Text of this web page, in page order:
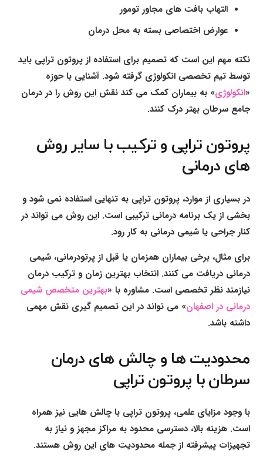
التهاب بافت های مجاور تومور
عوارض اختصاصی بسته به محل درمان
نکته مهم این است که تصمیم برای استفاده از پروتون تراپی باید
توسط تیم تخصصی انکولوژی گرفته شود. آشنایی با حوزه
«انکولوژی» به بیماران کمک می کند نقش این روش را در درمان
جامع سرطان بهتر درک کنند.
پروتون تراپی و ترکیب با سایر روش
های درمانی
در بسیاری از موارد، پروتون تراپی به تنهایی استفاده نمی شود و
بخشی از یک برنامه درمانی ترکیبی است. این روش می تواند در
کنار جراحی یا شیمی درمانی به کار رود.
برای مثال، برخی بیماران همزمان یا قبل از پرتودرمانی، شیمی
درمانی دریافت می کنند. انتخاب بهترین زمان و ترکیب درمان
نیازمند نظر تخصصی است. مشاوره با «بهترین متخصص شیمی
درمانی در اصفهان» می تواند در این تصمیم گیری نقش مهمی
داشته باشد.
محدودیت ها و چالش های درمان
سرطان با پروتون تراپی
با وجود مزایای علمی، پروتون تراپی با چالش هایی نیز همراه
است. هزینه بالا، دسترسی محدود به مراکز مجهز و نیاز به
تجهیزات پیشرفته از جمله محدودیت های این روش هستند.